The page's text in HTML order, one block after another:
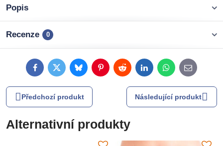
Popis
Recenze 0
FacebookTwitterBlueskyPinterestRedditLinkedInWhatsApp
E-
mail
Předchozí produkt Následující produkt
Alternativní produkty